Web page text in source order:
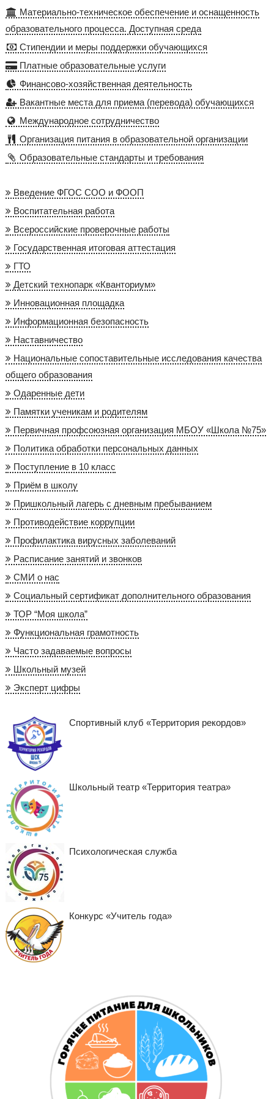
Материально-техническое обеспечение и оснащенность
образовательного процесса. Доступная среда
Стипендии и меры поддержки обучающихся
Платные образовательные услуги
Финансово-хозяйственная деятельность
Вакантные места для приема (перевода) обучающихся
Международное сотрудничество
Организация питания в образовательной организации
Образовательные стандарты и требования
Введение ФГОС СОО и ФООП
Воспитательная работа
Всероссийские проверочные работы
Государственная итоговая аттестация
ГТО
Детский технопарк «Кванториум»
Инновационная площадка
Информационная безопасность
Наставничество
Национальные сопоставительные исследования качества
общего образования
Одаренные дети
Памятки ученикам и родителям
Первичная профсоюзная организация МБОУ «Школа №75»
Политика обработки персональных данных
Поступление в 10 класс
Приём в школу
Пришкольный лагерь с дневным пребыванием
Противодействие коррупции
Профилактика вирусных заболеваний
Расписание занятий и звонков
СМИ о нас
Социальный сертификат дополнительного образования
ТОР “Моя школа”
Функциональная грамотность
Часто задаваемые вопросы
Школьный музей
Эксперт цифры
Спортивный клуб «Территория рекордов»
Школьный театр «Территория театра»
Психологическая служба
Конкурс «Учитель года»